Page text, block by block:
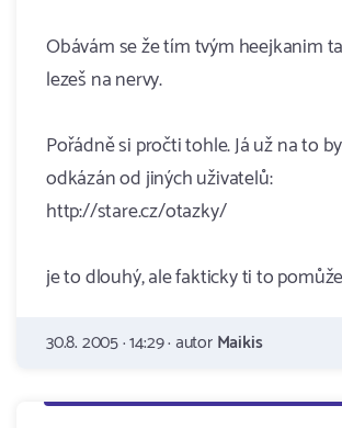
Obávám se že tím tvým heejkanim
lezeš na nervy.
Pořádně si pročti tohle. Já už na to
odkázán od jiných uživatelů:
http://stare.cz/otazky/
je to dlouhý, ale fakticky ti to
30.8. 2005 · 14:29 · autorMaikis